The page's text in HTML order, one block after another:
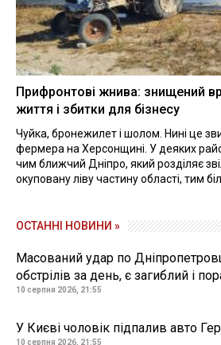
Прифронтові жнива: знищений
життя і збитки для бізнесу
Чуйка, бронежилет і шолом. Нині це
фермера на Херсонщині. У деяких
чим ближчий Дніпро, який розділяє
окуповану ліву частину області, тим
ОСТАННІ НОВИНИ »
Масований удар по
обстрілів за день, є загиблий і
10 серпня 2026, 21:55
У Києві чоловік підпалив авто
10 серпня 2026, 21:55